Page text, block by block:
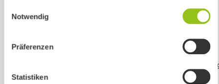
Notwendig
Präferenzen
Statistiken
Leasingberatung
Zahlung &
Versand